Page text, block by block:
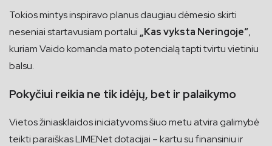
Tokios mintys inspiravo planus daugiau dėmesio skirti
neseniai startavusiam portalui „Kas vyksta Neringoje“,
kuriam Vaido komanda mato potencialą tapti tvirtu vietiniu
balsu.
Pokyčiui reikia ne tik idėjų, bet ir palaikymo
Vietos žiniasklaidos iniciatyvoms šiuo metu atvira galimybė
teikti paraiškas LIMENet dotacijai – kartu su finansiniu ir